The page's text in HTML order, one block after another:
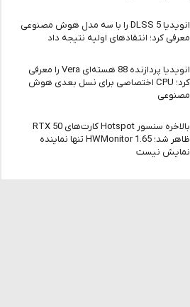
انویدیا DLSS 5 را با سه مدل هوش مصنوعی
معرفی کرد؛ انتقادهای اولیه نتیجه داد
انویدیا پردازنده 88 هسته‌ای Vera را معرفی
کرد؛ CPU اختصاصی برای نسل بعدی هوش
مصنوعی
بالاخره سنسور Hotspot کارت‌های RTX 50
ظاهر شد؛ HWMonitor 1.65 تنها نماینده
نمایش نیست